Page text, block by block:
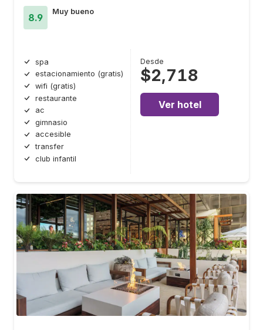
8.9
Muy bueno
spa
estacionamiento (gratis)
wifi (gratis)
restaurante
ac
gimnasio
accesible
transfer
club infantil
Desde
$2,718
Ver hotel